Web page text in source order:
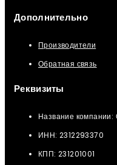
Дополнительно
Производители
Обратная связь
Реквизиты
Название
ИНН: 2312293370
КПП: 231201001